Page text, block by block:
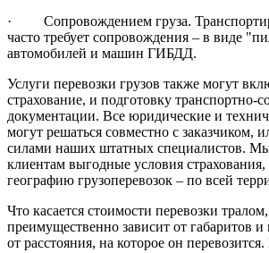
· Сопровождением груза.
часто требует сопровождения – в виде
автомобилей и машин ГИБДД.
Услуги перевозки грузов также могут
страхование, и подготовку транспортно-
документации. Все юридические и
могут решаться совместно с заказчиком,
силами наших штатных специалистов.
клиентам выгодные условия
географию грузоперевозок – по всей
Что касается стоимости перевозки
преимущественно зависит от габаритов и
от расстояния, на которое он